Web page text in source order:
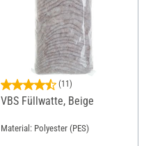
(11)
VBS Füllwatte, Beige
Material: Polyester (PES)